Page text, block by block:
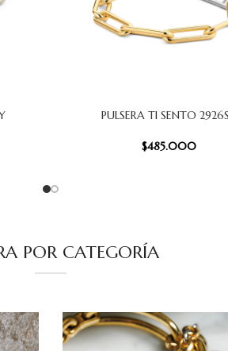
AÑADIR AL CARRITO
PULSERA TI SENTO
$485.000
POR CATEGORÍA